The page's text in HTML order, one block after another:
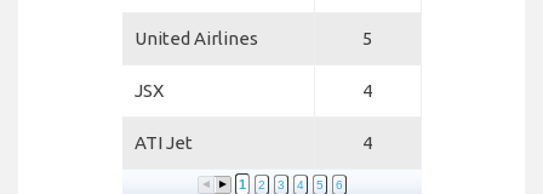
United Airlines 5
JSX 4
ATI Jet 4
1 2 3 4 5 6